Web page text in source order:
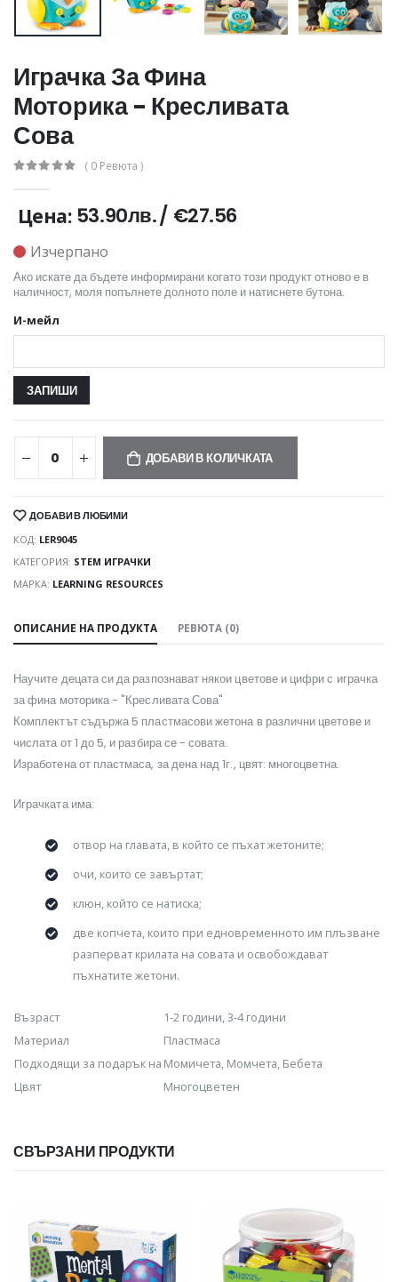
Играчка За Фина
Моторика - Кресливата
Сова
( 0 Ревюта )
Цена: 53.90лв./ €27.56
Изчерпано
Ако искате да бъдете информирани когато този продукт отново е в
наличност, моля попълнете долното поле и натиснете бутона.
И-мейл
ДОБАВИ В КОЛИЧКАТА
ДОБАВИ В ЛЮБИМИ
КОД: LER9045
КАТЕГОРИЯ: STEM ИГРАЧКИ
МАРКА: LEARNING RESOURCES
ОПИСАНИЕ НА ПРОДУКТА РЕВЮТА (0)
Научите децата си да разпознават някои цветове и цифри с играчка
за фина моторика - "Кресливата Сова"
Комплектът съдържа 5 пластмасови жетона в различни цветове и
числата от 1 до 5, и разбира се - совата.
Изработена от пластмаса, за дена над 1г., цвят: многоцветна.
Играчката има:
отвор на главата, в който се пъхат жетоните;
очи, които се завъртат;
клюн, който се натиска;
две копчета, които при едновременното им плъзване
разперват крилата на совата и освобождават
пъхнатите жетони.
Възраст
1-2 години, 3-4 години
Материал
Пластмаса
Подходящи за подарък на Момичета, Момчета, Бебета
Цвят
Многоцветен
СВЪРЗАНИ ПРОДУКТИ